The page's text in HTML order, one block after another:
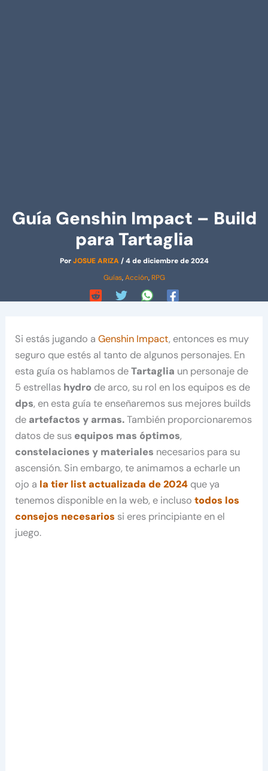
Guía Genshin Impact – Build
para Tartaglia
PorJOSUE ARIZA/4 de diciembre de 2024
Guías,Acción, RPG
Si estás jugando aGenshin Impact, entonces es muy
seguro que estés al tanto de algunos personajes. En
esta guía os hablamos deTartaglia un personaje de
5 estrellas hydro de arco, su rol en los equipos es de
dps, en esta guía te enseñaremos sus mejores builds
de artefactos y armas.También proporcionaremos
datos de sus equipos mas óptimos,
constelaciones y materiales necesarios para su
ascensión. Sin embargo, te animamos a echarle un
ojo a la tier list actualizada de 2024 que ya
tenemos disponible en la web, e inclusotodos los
consejos necesarios si eres principiante en el
juego.